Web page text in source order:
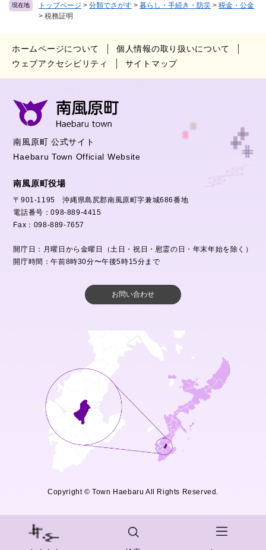
現在地 トップページ > 分類でさがす > 暮らし・手続き・防災 > 税金・公金
> 税務証明
ホームページについて
個人情報の取り扱いについて
ウェブアクセシビリティ
サイトマップ
南風原町 公式サイト
Haebaru Town Official Website
南風原町役場
〒901-1195 沖縄県島尻郡南風原町字兼城686番地
電話番号：098-889-4415
Fax：098-889-7657
開庁日：月曜日から金曜日（土日・祝日・慰霊の日・年末年始を除く）
開庁時間：午前8時30分〜午後5時15分まで
お問い合わせ
Copyright © Town Haebaru All Rights Reserved.